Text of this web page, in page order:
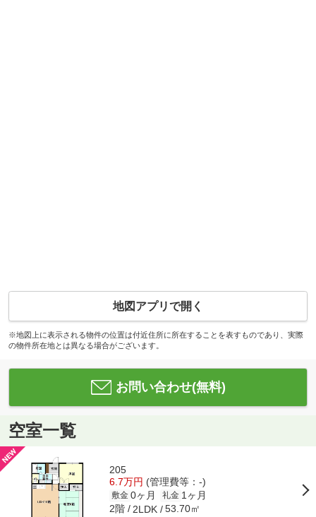
地図アプリで開く
※地図上に表示される物件の位置は付近住所に所在することを表すものであり、実際
の物件所在地とは異なる場合がございます。
お問い合わせ(無料)
空室一覧
205
6.7万円 (管理費等：-)
敷金 0ヶ月 礼金 1ヶ月
2階 2LDK 53.70㎡